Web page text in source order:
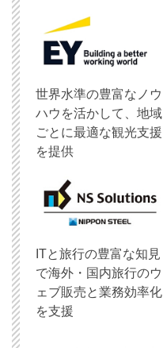
世界水準の豊富なノウ
ハウを活かして、地域
ごとに最適な観光支援
を提供
ITと旅行の豊富な知見
で海外・国内旅行のウ
ェブ販売と業務効率化
を支援